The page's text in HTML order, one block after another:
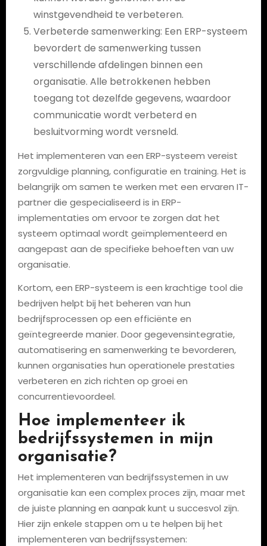
winstgevendheid te verbeteren.
Verbeterde samenwerking: Een ERP-systeem
bevordert de samenwerking tussen
verschillende afdelingen binnen een
organisatie. Alle betrokkenen hebben
toegang tot dezelfde gegevens, waardoor
communicatie wordt verbeterd en
besluitvorming wordt versneld.
Het implementeren van een ERP-systeem vereist
zorgvuldige planning, configuratie en training. Het is
belangrijk om samen te werken met een ervaren IT-
partner die gespecialiseerd is in ERP-
implementaties om ervoor te zorgen dat het
systeem optimaal wordt geïmplementeerd en
aangepast aan de specifieke behoeften van uw
organisatie.
Kortom, een ERP-systeem is een krachtige tool die
bedrijven helpt bij het beheren van hun
bedrijfsprocessen op een efficiënte en
geïntegreerde manier. Door gegevensintegratie,
automatisering en samenwerking te bevorderen,
kunnen organisaties hun operationele prestaties
verbeteren en zich richten op groei en
concurrentievoordeel.
Hoe implementeer ik
bedrijfssystemen in mijn
organisatie?
Het implementeren van bedrijfssystemen in uw
organisatie kan een complex proces zijn, maar met
de juiste planning en aanpak kunt u succesvol zijn.
Hier zijn enkele stappen om u te helpen bij het
implementeren van bedrijfssystemen: